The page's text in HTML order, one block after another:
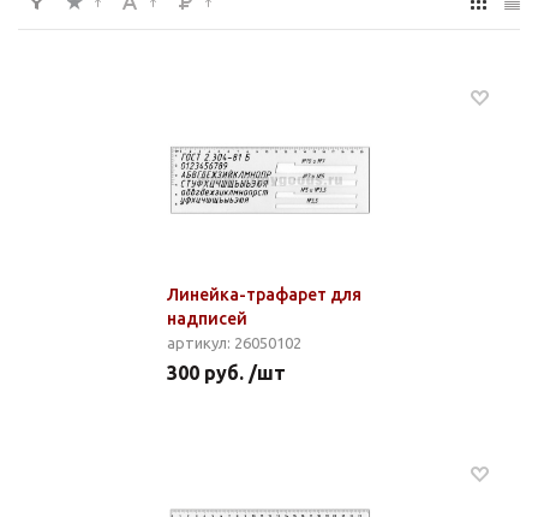
Линейка-трафарет для
надписей
артикул: 26050102
300 руб. /шт